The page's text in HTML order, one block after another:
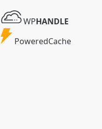
WP
Handle
WPHANDLE
Powered
PoweredCache